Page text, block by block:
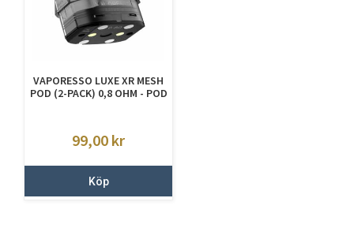
VAPORESSO LUXE XR MESH
POD (2-PACK) 0,8 OHM - POD
99,00 kr
Köp